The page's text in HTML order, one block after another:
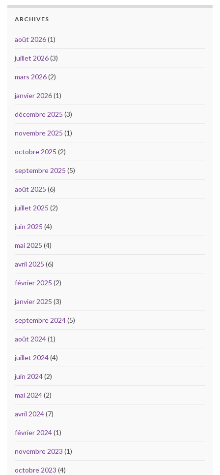
ARCHIVES
août 2026(1)
juillet 2026(3)
mars 2026(2)
janvier 2026(1)
décembre 2025 (3)
novembre 2025 (1)
octobre 2025 (2)
septembre 2025 (5)
août 2025 (6)
juillet 2025 (2)
juin 2025 (4)
mai 2025 (4)
avril 2025 (6)
février 2025 (2)
janvier 2025 (3)
septembre 2024(5)
août 2024(1)
juillet 2024(4)
juin 2024(2)
mai 2024(2)
avril 2024(7)
février 2024(1)
novembre 2023 (1)
octobre 2023 (4)